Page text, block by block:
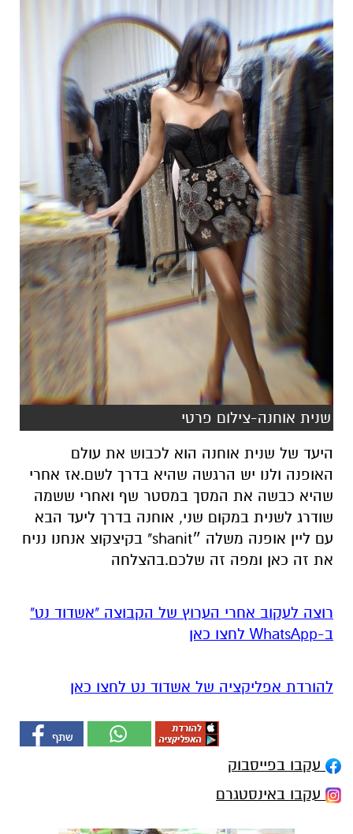
שנית אוחנה-צילום פרטי
היעד של שנית אוחנה הוא לכבוש את עולם
האופנה ולנו יש הרגשה שהיא בדרך לשם.אז אחרי
שהיא כבשה את המסך במסטר שף ואחרי ששמה
שודרג לשנית במקום שני, אוחנה בדרך ליעד הבא
עם ליין אופנה משלה ״shanit" בקיצקוצ אנחנו נניח
את זה כאן ומפה זה שלכם.בהצלחה
רוצה לעקוב אחרי הערוץ של הקבוצה "אשדוד נט"
ב-WhatsApp לחצו כאן
להורדת אפליקציה של אשדוד נט לחצו כאן
עקבו בפייסבוק
עקבו באינסטגרם